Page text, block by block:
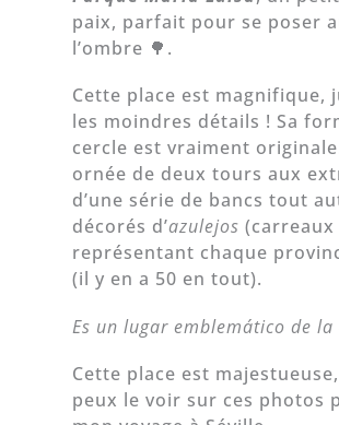
paix, parfait pour se poser
l’ombre 🌳.
Cette place est magnifique,
les moindres détails ! Sa
cercle est vraiment
ornée de deux tours aux
d’une série de bancs tout
décorés d’azulejos (carreaux
représentant chaque
(il y en a 50 en tout).
Es un lugar emblemático de la
Cette place est
peux le voir sur ces photos